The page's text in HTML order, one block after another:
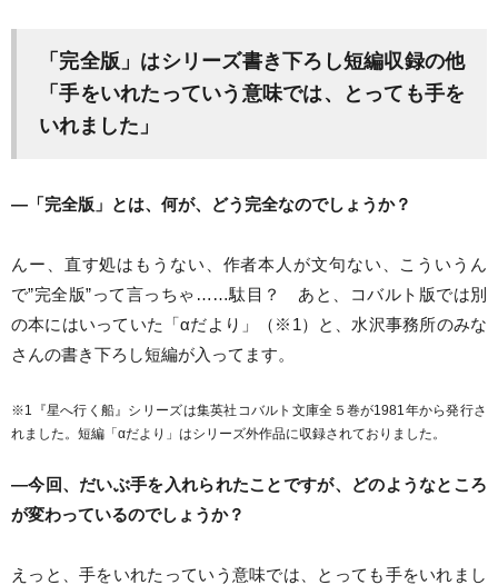
「完全版」はシリーズ書き下ろし短編収録の他
「手をいれたっていう意味では、とっても手を
いれました」
―「完全版」とは、何が、どう完全なのでしょうか？
んー、直す処はもうない、作者本人が文句ない、こういうん
で”完全版”って言っちゃ……駄目？ あと、コバルト版では別
の本にはいっていた「αだより」（※1）と、水沢事務所のみな
さんの書き下ろし短編が入ってます。
※1『星へ行く船』シリーズは集英社コバルト文庫全５巻が1981年から発行さ
れました。短編「αだより」はシリーズ外作品に収録されておりました。
―今回、だいぶ手を入れられたことですが、どのようなところ
が変わっているのでしょうか？
えっと、手をいれたっていう意味では、とっても手をいれまし